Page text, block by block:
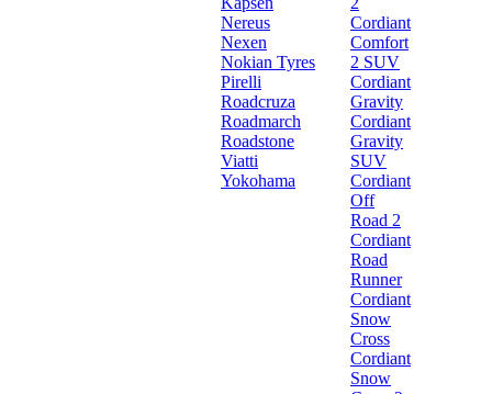
Nereus
Nexen
Nokian Tyres
Pirelli
Roadcruza
Roadmarch
Roadstone
Viatti
Yokohama
Cordiant
Comfort
2 SUV
Cordiant
Gravity
Cordiant
Gravity
SUV
Cordiant
Off
Road 2
Cordiant
Road
Runner
Cordiant
Snow
Cross
Cordiant
Snow